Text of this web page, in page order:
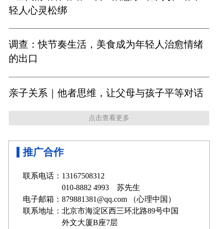
轻人心灵松绑
调查：快节奏生活，美食成为年轻人治愈情绪
的出口
亲子关系｜他者思维，让父母与孩子平等对话
点击查看更多
推广合作
联系电话：13167508312
010-8882 4993 苏先生
电子邮箱：879881381@qq.com （心理中国）
联系地址：北京市海淀区西三环北路89号中国
外文大厦B座7层